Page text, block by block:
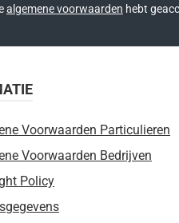
algemene voorwaarden hebt
Voorwaarden Particulieren
Voorwaarden Bedrijven
Policy